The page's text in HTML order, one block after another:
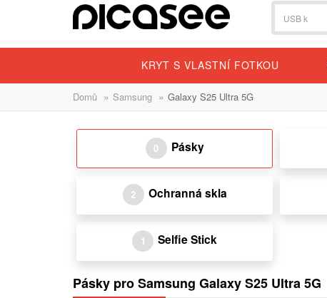
KRYT S VLASTNÍ FOTKOU
Domů » Samsung » Galaxy S25 Ultra 5G
0 Pásky
2 Ochranná skla
1 Selfie Stick
Pásky pro Samsung Galaxy S25 Ultra 5G